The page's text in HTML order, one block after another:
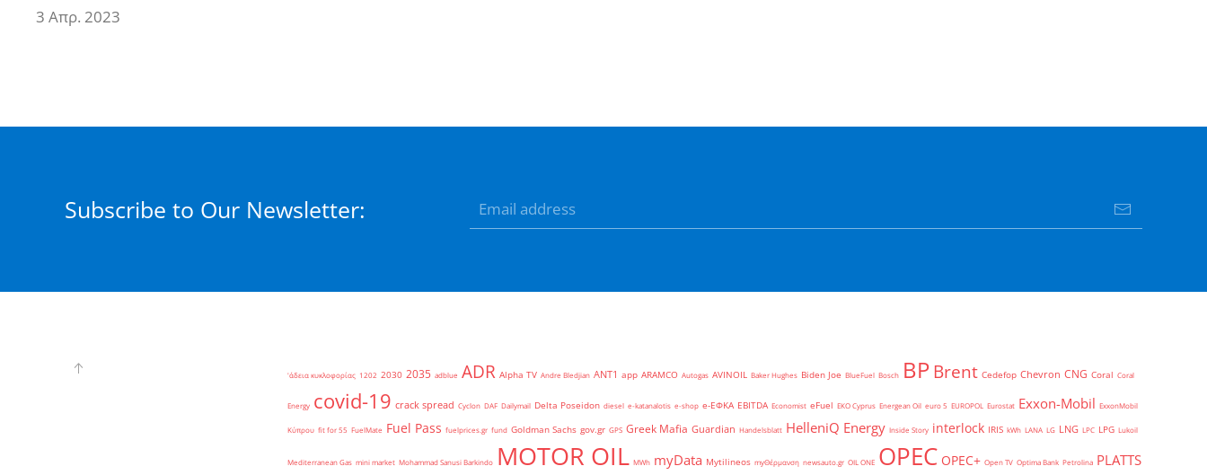
3 Απρ. 2023
Subscribe to Our Newsletter:
'άδεια κυκλοφορίας 1202 2030 2035 adblue ADR Alpha TV Andre Bledjian ANT1 app ARAMCO Autogas AVINOIL Baker Hughes Biden Joe BlueFuel Bosch BPBrent Cedefop Chevron CNG Coral Coral
Energy covid-19 crack spread Cyclon DAF Dailymail Delta Poseidon diesel e-katanalotis e-shop e-ΕΦΚΑ EBITDA Economist eFuel EKO Cyprus Energean Oil euro 5 EUROPOL Eurostat Exxon-Mobil ExxonMobil
Κύπρου fit for 55 FuelMate Fuel Pass fuelprices.gr fund Goldman Sachs gov.gr GPS Greek Mafia Guardian Handelsblatt HelleniQ Energy Inside Story interlock IRIS kWh LANA LG LNG LPC LPG Lukoil
Mediterranean Gas mini market Mohammad Sanusi Barkindo MOTOR OIL MWh myData Mytilineos myΘέρμανση newsauto.gr OIL ONE OPEC OPEC+ Open TV Optima Bank Petrolina PLATTS